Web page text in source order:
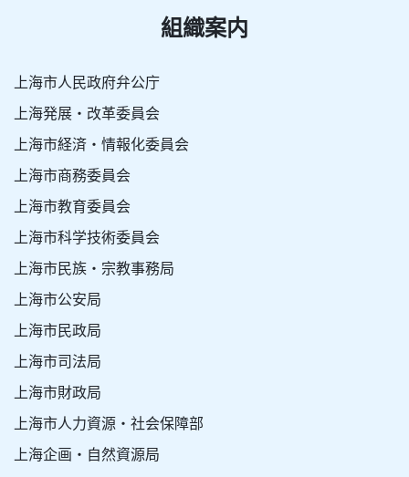
組織案内
上海市人民政府弁公庁
上海発展・改革委員会
上海市経済・情報化委員会
上海市商務委員会
上海市教育委員会
上海市科学技術委員会
上海市民族・宗教事務局
上海市公安局
上海市民政局
上海市司法局
上海市財政局
上海市人力資源・社会保障部
上海企画・自然資源局